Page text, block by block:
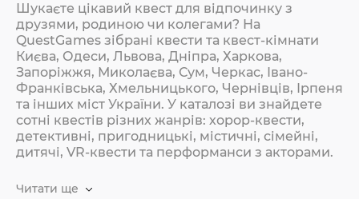
Шукаєте цікавий квест для відпочинку з
друзями, родиною чи колегами? На
QuestGames зібрані квести та квест-кімнати
Києва, Одеси, Львова, Дніпра, Харкова,
Запоріжжя, Миколаєва, Сум, Черкас, Івано-
Франківська, Хмельницького, Чернівців, Ірпеня
та інших міст України. У каталозі ви знайдете
сотні квестів різних жанрів: хорор-квести,
детективні, пригодницькі, містичні, сімейні,
дитячі, VR-квести та перформанси з акторами.
Читати ще